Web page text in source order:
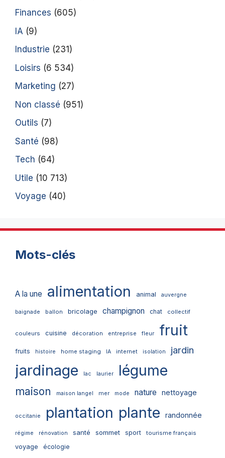
Finances (605)
IA (9)
Industrie (231)
Loisirs (6 534)
Marketing (27)
Non classé (951)
Outils (7)
Santé (98)
Tech (64)
Utile (10 713)
Voyage (40)
Mots-clés
A la une alimentation animal auvergne
baignade ballon bricolage champignon chat collectif
couleurs cuisine décoration entreprise fleur fruit
fruits histoire home staging IA internet isolation jardin
jardinage lac laurier légume
maison maison langel mer mode nature nettoyage
occitanie plantation plante randonnée
régime rénovation santé sommet sport tourisme français
voyage écologie